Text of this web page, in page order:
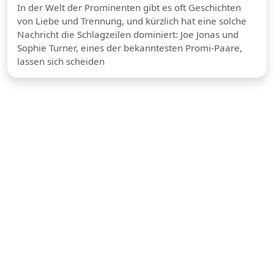
In der Welt der Prominenten gibt es oft Geschichten
von Liebe und Trennung, und kürzlich hat eine solche
Nachricht die Schlagzeilen dominiert: Joe Jonas und
Sophie Turner, eines der bekanntesten Promi-Paare,
lassen sich scheiden